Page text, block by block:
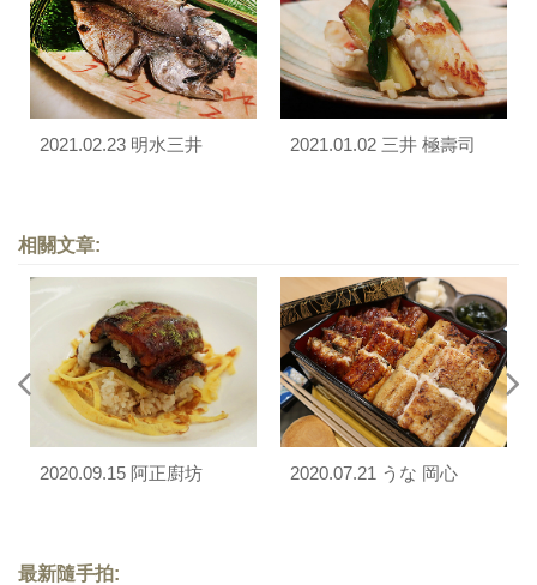
2021.02.23 明水三井 2021.01.02 三井 極壽司
相關文章:
2020.09.15 阿正廚坊 2020.07.21 うな 岡心
最新隨手拍: